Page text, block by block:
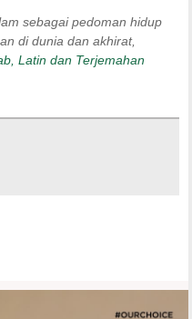
sebagai pedoman hidup
di dunia dan akhirat,
Latin dan Terjemahan